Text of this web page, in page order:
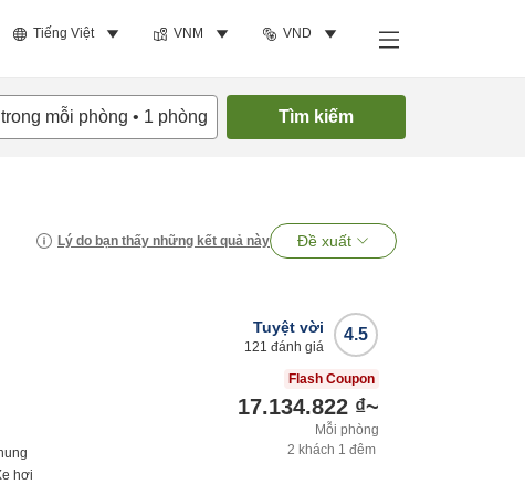
Tiếng Việt VNM VND
mỗi phòng • 1 phòng Tìm kiếm
Lý do bạn thấy những kết quả này Đề xuất
hơi
4.5
Tuyệt vời
121 đánh giá
Flash Coupon
17.134.822 ₫~
Mỗi phòng
2 khách 1 đêm